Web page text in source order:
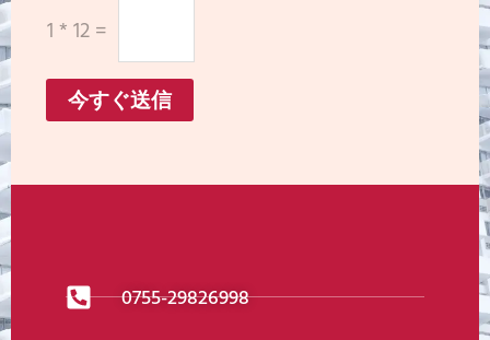
1 * 12 =
今すぐ送信
0755-29826998